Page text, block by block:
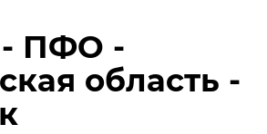
- ПФО -
область -